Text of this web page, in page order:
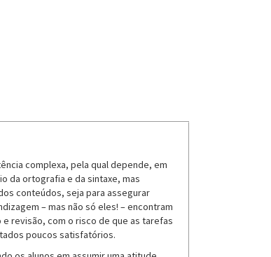
complexa, pela qual depende, em
da ortografia e da sintaxe, mas
conteúdos, seja para assegurar
– mas não só eles! – encontram
revisão, com o risco de que as tarefas
poucos satisfatórios.